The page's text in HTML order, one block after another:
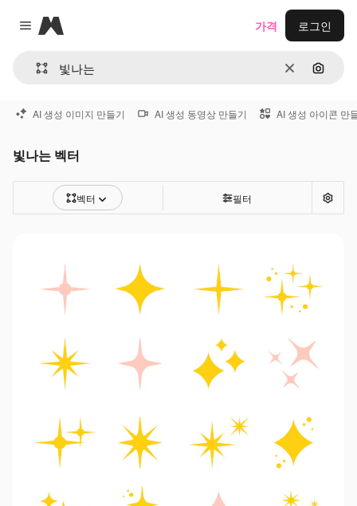
Close menu
Magnific
지우기이미지
가격 로그인
AI 생성 이미지 만들기 AI 생성 동영상 만들기 AI 생성 아이콘 만
빛나는 벡터
벡터 필터